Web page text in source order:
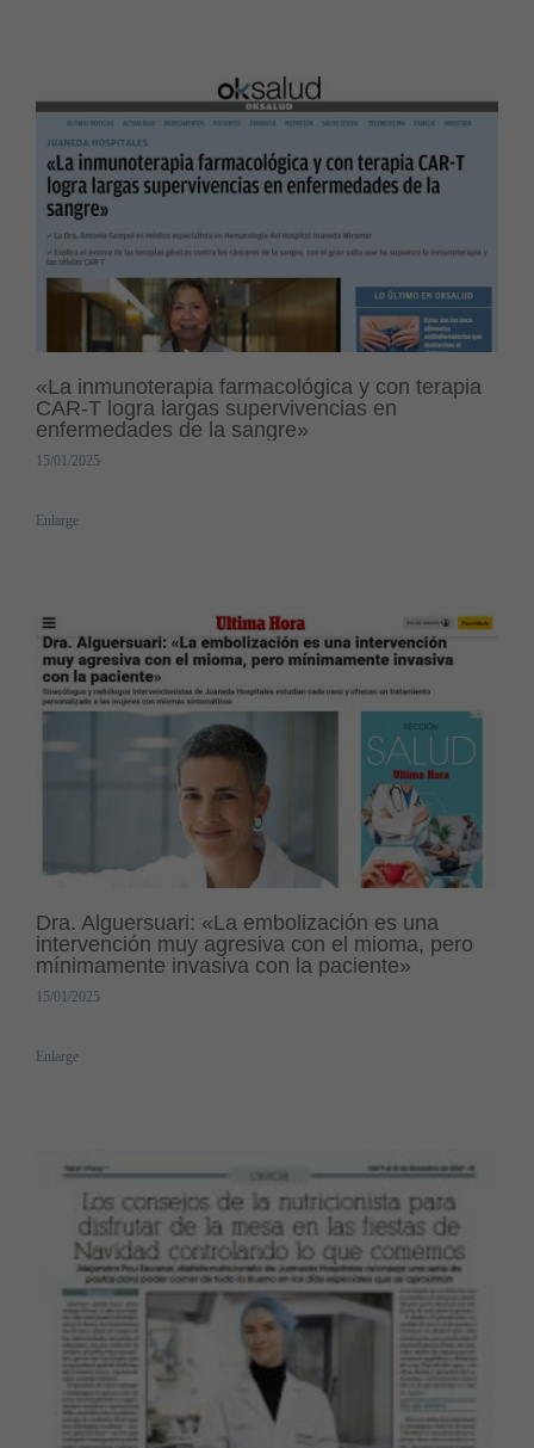
«La inmunoterapia farmacológica y con terapia
CAR-T logra largas supervivencias en
enfermedades de la sangre»
15/01/2025
Enlarge
Dra. Alguersuari: «La embolización es una
intervención muy agresiva con el mioma, pero
mínimamente invasiva con la paciente»
15/01/2025
Enlarge